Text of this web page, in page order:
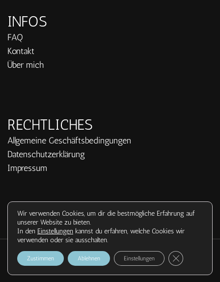
INFOS
FAQ
Kontakt
Über mich
RECHTLICHES
Allgemeine Geschäftsbedingungen
Datenschutzerklärung
Impressum
© 2026 Kigaherzideen.li | Alle Rechte vorbehalten. |
Datenschutzerklärung
Wir verwenden Cookies, um dir die bestmögliche Erfahrung auf
unserer Website zu bieten.
In den Einstellungen kannst du erfahren, welche Cookies wir
verwenden oder sie ausschalten.
Zustimmen Ablehnen Einstellungen GDPR Cookie-